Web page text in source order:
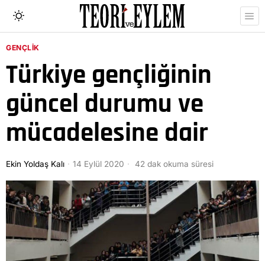
GENÇLIK
Türkiye gençliğinin
güncel durumu ve
mücadelesine dair
Ekin Yoldaş Kalı 14 Eylül 2020 42 dak okuma süresi